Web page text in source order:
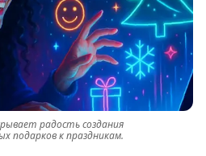
радость создания
подарков к праздникам.